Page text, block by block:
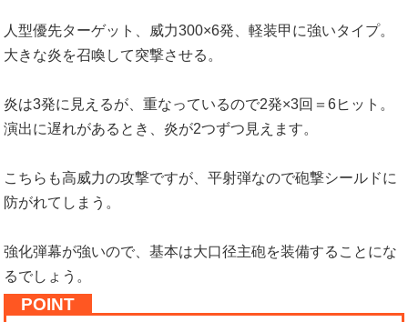
人型優先ターゲット、威力300×6発、軽装甲に強いタイプ。
大きな炎を召喚して突撃させる。
炎は3発に見えるが、重なっているので2発×3回＝6ヒット。
演出に遅れがあるとき、炎が2つずつ見えます。
こちらも高威力の攻撃ですが、平射弾なので砲撃シールドに
防がれてしまう。
強化弾幕が強いので、基本は大口径主砲を装備することにな
るでしょう。